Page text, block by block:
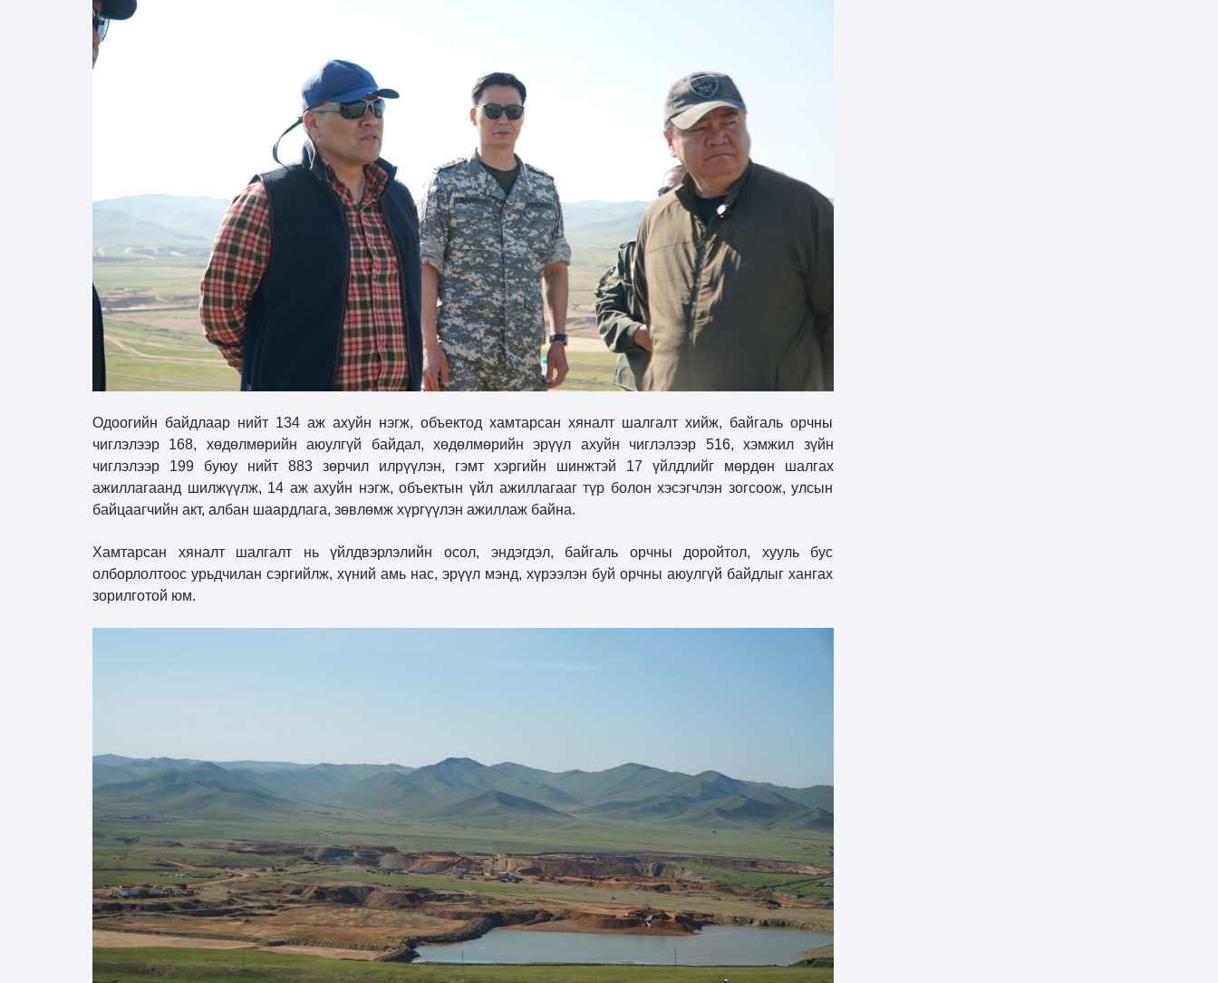
Одоогийн байдлаар нийт 134 аж ахуйн нэгж, объектод хамтарсан хяналт шалгалт хийж, байгаль орчны
чиглэлээр 168, хөдөлмөрийн аюулгүй байдал, хөдөлмөрийн эрүүл ахуйн чиглэлээр 516, хэмжил зүйн
чиглэлээр 199 буюу нийт 883 зөрчил илрүүлэн, гэмт хэргийн шинжтэй 17 үйлдлийг мөрдөн шалгах
ажиллагаанд шилжүүлж, 14 аж ахуйн нэгж, объектын үйл ажиллагааг түр болон хэсэгчлэн зогсоож, улсын
байцаагчийн акт, албан шаардлага, зөвлөмж хүргүүлэн ажиллаж байна.
Хамтарсан хяналт шалгалт нь үйлдвэрлэлийн осол, эндэгдэл, байгаль орчны доройтол, хууль бус
олборлолтоос урьдчилан сэргийлж, хүний амь нас, эрүүл мэнд, хүрээлэн буй орчны аюулгүй байдлыг хангах
зорилготой юм.